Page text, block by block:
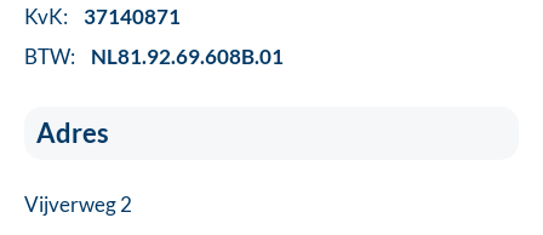
KvK:
37140871
BTW:
NL81.92.69.608B.01
Adres
Vijverweg 2